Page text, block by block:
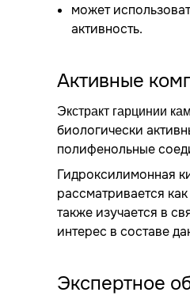
может
активность.
Активные
Экстракт гарцинии
биологически
полифенольные
Гидроксилимонная
рассматривается
также изучается в
интерес в составе
Экспертное